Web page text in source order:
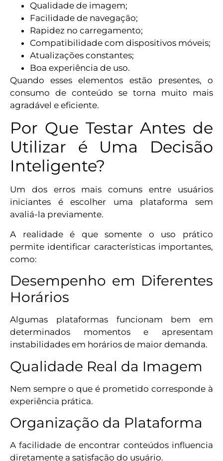
Qualidade de imagem;
Facilidade de navegação;
Rapidez no carregamento;
Compatibilidade com dispositivos móveis;
Atualizações constantes;
Boa experiência de uso.
Quando esses elementos estão presentes, o
consumo de conteúdo se torna muito mais
agradável e eficiente.
Por Que Testar Antes de
Utilizar é Uma Decisão
Inteligente?
Um dos erros mais comuns entre usuários
iniciantes é escolher uma plataforma sem
avaliá-la previamente.
A realidade é que somente o uso prático
permite identificar características importantes,
como:
Desempenho em Diferentes
Horários
Algumas plataformas funcionam bem em
determinados momentos e apresentam
instabilidades em horários de maior demanda.
Qualidade Real da Imagem
Nem sempre o que é prometido corresponde à
experiência prática.
Organização da Plataforma
A facilidade de encontrar conteúdos influencia
diretamente a satisfação do usuário.